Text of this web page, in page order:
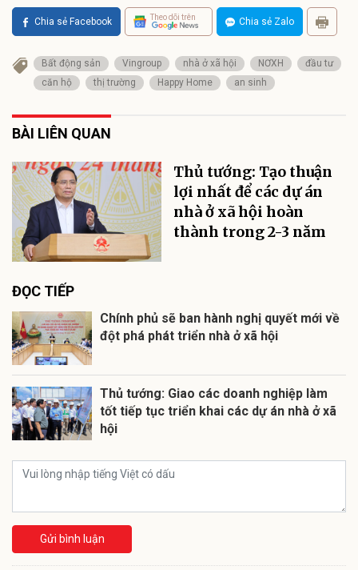
Chia sẻ Facebook Theo dõi trên Chia sẻ Zalo
Bất động sản Vingroup nhà ở xã hội NƠXH
đầu tư
căn hộ
thị trường Happy Home an sinh
BÀI LIÊN QUAN
Thủ tướng: Tạo thuận
lợi nhất để các dự án
nhà ở xã hội hoàn
thành trong 2-3 năm
ĐỌC TIẾP
Chính phủ sẽ ban hành nghị quyết mới về
đột phá phát triển nhà ở xã hội
Thủ tướng: Giao các doanh nghiệp làm
tốt tiếp tục triển khai các dự án nhà ở xã
hội
Gửi bình luận